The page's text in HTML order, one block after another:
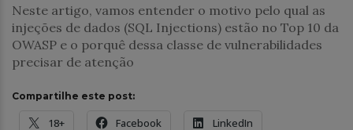
Neste artigo, vamos entender o motivo pelo qual as
injeções de dados (SQL Injections) estão no Top 10 da
OWASP e o porquê dessa classe de vulnerabilidades
precisar de atenção
Compartilhe este post:
18+ Facebook LinkedIn